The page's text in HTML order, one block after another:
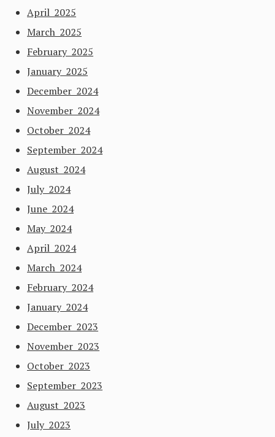
April 2025
March 2025
February 2025
January 2025
December 2024
November 2024
October 2024
September 2024
August 2024
July 2024
June 2024
May 2024
April 2024
March 2024
February 2024
January 2024
December 2023
November 2023
October 2023
September 2023
August 2023
July 2023